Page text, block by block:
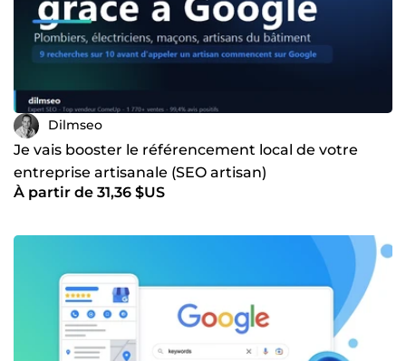
Dilmseo
Je vais booster le référencement local de votre
entreprise artisanale (SEO artisan)
À partir de 31,36 $US